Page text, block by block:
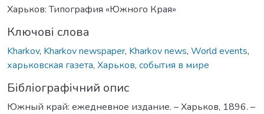
Харьков: Типография «Южного Края»
Ключові слова
Kharkov, Kharkov newspaper, Kharkov news, World events,
харьковская газета, Харьков, события в мире
Бібліографічний опис
Южный край: ежедневное издание. – Харьков, 1896. –